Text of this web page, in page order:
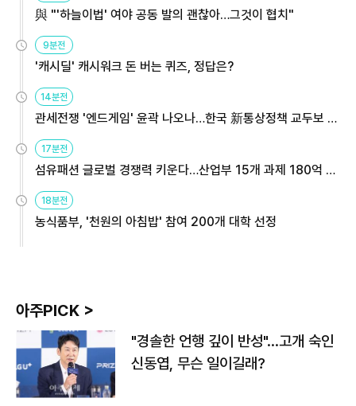
與 "'하늘이법' 여야 공동 발의 괜찮아…그것이 협치"
9분전
'캐시딜' 캐시워크 돈 버는 퀴즈, 정답은?
14분전
관세전쟁 '엔드게임' 윤곽 나오나…한국 新통상정책 교두보 활
용해야
17분전
섬유패션 글로벌 경쟁력 키운다…산업부 15개 과제 180억 지
원
18분전
농식품부, '천원의 아침밥' 참여 200개 대학 선정
아주PICK >
"경솔한 언행 깊이 반성"…고개 숙인
신동엽, 무슨 일이길래?